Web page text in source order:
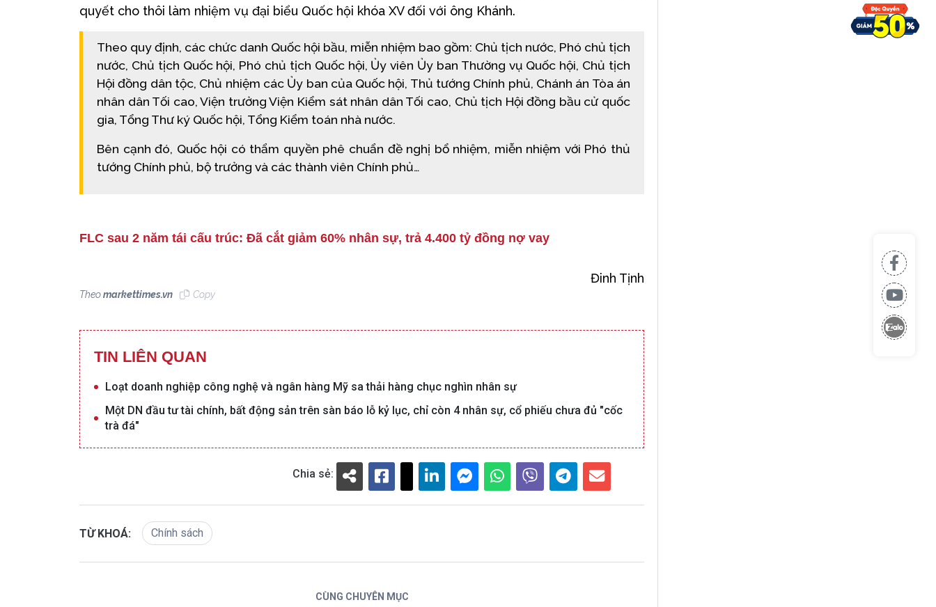
quyết cho thôi làm nhiệm vụ đại biểu Quốc hội khóa XV đối với ông Khánh.
Theo quy định, các chức danh Quốc hội bầu, miễn nhiệm bao gồm: Chủ tịch nước, Phó chủ tịch
nước, Chủ tịch Quốc hội, Phó chủ tịch Quốc hội, Ủy viên Ủy ban Thường vụ Quốc hội, Chủ tịch
Hội đồng dân tộc, Chủ nhiệm các Ủy ban của Quốc hội, Thủ tướng Chính phủ, Chánh án Tòa án
nhân dân Tối cao, Viện trưởng Viện Kiểm sát nhân dân Tối cao, Chủ tịch Hội đồng bầu cử quốc
gia, Tổng Thư ký Quốc hội, Tổng Kiểm toán nhà nước.
Bên cạnh đó, Quốc hội có thẩm quyền phê chuẩn đề nghị bổ nhiệm, miễn nhiệm với Phó thủ
tướng Chính phủ, bộ trưởng và các thành viên Chính phủ…
FLC sau 2 năm tái cấu trúc: Đã cắt giảm 60% nhân sự, trả 4.400 tỷ đồng nợ vay
Đinh Tịnh
Theomarkettimes.vn Copy
TIN LIÊN QUAN
Loạt doanh nghiệp công nghệ và ngân hàng Mỹ sa thải hàng chục nghìn nhân sự
Một DN đầu tư tài chính, bất động sản trên sàn báo lỗ kỷ lục, chỉ còn 4 nhân sự, cổ phiếu chưa đủ "cốc
trà đá"
Chia sẻ:
TỪ KHOÁ: Chính sách
CÙNG CHUYÊN MỤC